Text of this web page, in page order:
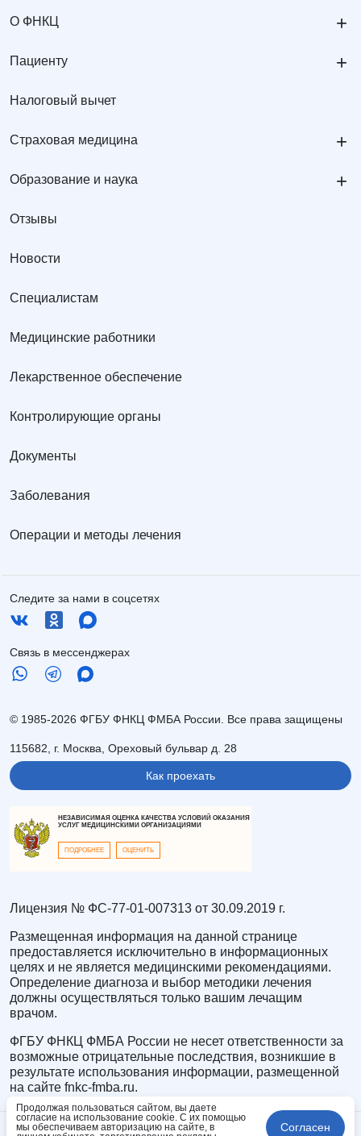
О ФНКЦ +
Пациенту +
Налоговый вычет
Страховая медицина +
Образование и наука +
Отзывы
Новости
Специалистам
Медицинские работники
Лекарственное обеспечение
Контролирующие органы
Документы
Заболевания
Операции и методы лечения
Следите за нами в соцсетях
Связь в мессенджерах
© 1985-2026 ФГБУ ФНКЦ ФМБА России. Все права защищены
115682, г. Москва, Ореховый бульвар д. 28
Как проехать
НЕЗАВИСИМАЯ ОЦЕНКА КАЧЕСТВА УСЛОВИЙ ОКАЗАНИЯ
УСЛУГ МЕДИЦИНСКИМИ ОРГАНИЗАЦИЯМИ
ПОДРОБНЕЕ ОЦЕНИТЬ
Лицензия № ФС-77-01-007313 от 30.09.2019 г.
Размещенная информация на данной странице
предоставляется исключительно в информационных
целях и не является медицинскими рекомендациями.
Определение диагноза и выбор методики лечения
должны осуществляться только вашим лечащим
врачом.
ФГБУ ФНКЦ ФМБА России не несет ответственности за
возможные отрицательные последствия, возникшие в
результате использования информации, размещенной
на сайте fnkc-fmba.ru.
Продолжая пользоваться сайтом, вы даете
согласие на использование cookie. С их помощью
мы обеспечиваем авторизацию на сайте, в
Согласен